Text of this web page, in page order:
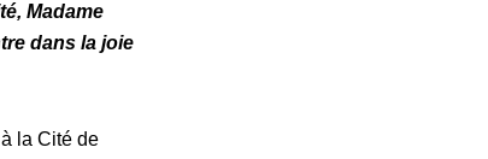
Madame
dans la joie
la Cité de